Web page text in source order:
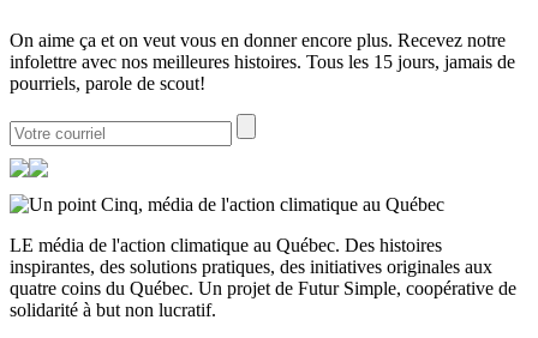
On aime ça et on veut vous en donner encore plus. Recevez notre
infolettre avec nos meilleures histoires. Tous les 15 jours, jamais de
pourriels, parole de scout!
LE média de l'action climatique au Québec. Des histoires
inspirantes, des solutions pratiques, des initiatives originales aux
quatre coins du Québec. Un projet de Futur Simple, coopérative de
solidarité à but non lucratif.